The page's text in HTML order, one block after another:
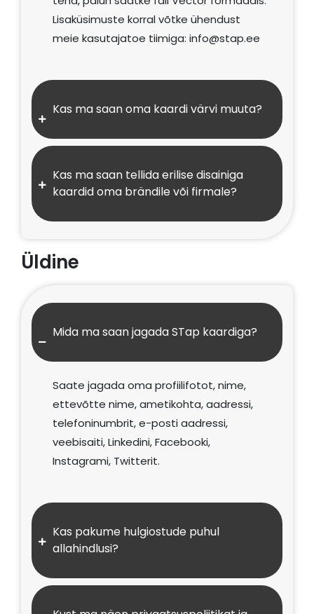
Lisaküsimuste korral võtke ühendust
meie kasutajatoe tiimiga: info@stap.ee
Kas ma saan oma kaardi värvi muuta?
Kas ma saan tellida erilise disainiga
kaardid oma brändile või firmale?
Üldine
Mida ma saan jagada STap kaardiga?
Saate jagada oma profiilifotot, nime,
ettevõtte nime, ametikohta, aadressi,
telefoninumbrit, e-posti aadressi,
veebisaiti, Linkedini, Facebooki,
Instagrami, Twitterit.
Kas pakume hulgiostude puhul
allahindlusi?